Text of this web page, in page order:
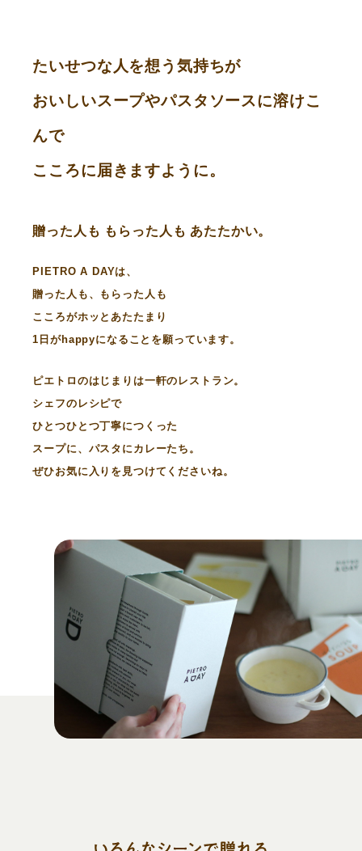
たいせつな人を想う気持ちが
おいしいスープやパスタソースに溶けこ
んで
こころに届きますように。
贈った人も もらった人も あたたかい。
PIETRO A DAYは、
贈った人も、もらった人も
こころがホッとあたたまり
1日がhappyになることを願っています。
ピエトロのはじまりは一軒のレストラン。
シェフのレシピで
ひとつひとつ丁寧につくった
スープに、パスタにカレーたち。
ぜひお気に入りを見つけてくださいね。